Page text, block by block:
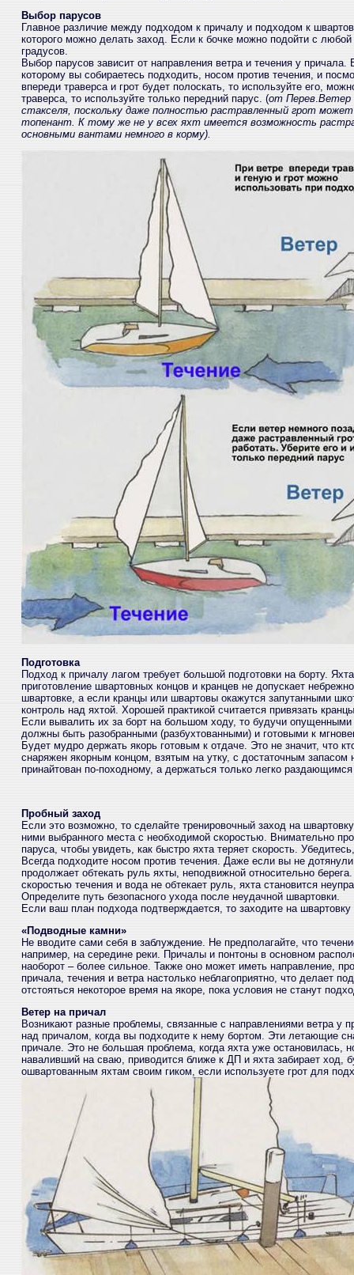
Выбор парусов
Главное различие между подходом к причалу и подходом к
которого можно делать заход. Если к бочке можно подойти с
градусов.
Выбор парусов зависит от направления ветра и течения у
которому вы собираетесь подходить, носом против течения, и
впереди траверса и грот будет полоскать, то используйте его,
траверса, то используйте только передний парус. (от Перев.Ветер
стакселя, поскольку даже полностью растравленный грот
топенант. К тому же не у всех яхт имеется возможность
основными вантами немного в корму).
Подготовка
Подход к причалу лагом требует большой подготовки на борту.
приготовление швартовных концов и кранцев не допускает
швартовке, а если кранцы или швартовы окажутся запутанными
контроль над яхтой. Хорошей практикой считается привязать
Если вывалить их за борт на большом ходу, то будучи
должны быть разобранными (разбухтованными) и готовыми к
Будет мудро держать якорь готовым к отдаче. Это не значит, что
снаряжен якорным концом, взятым на утку, с достаточным
принайтован по-походному, а держаться только легко
Пробный заход
Если это возможно, то сделайте тренировочный заход на
ними выбранного места с необходимой скоростью. Внимательно
паруса, чтобы увидеть, как быстро яхта теряет скорость.
Всегда подходите носом против течения. Даже если вы не
продолжает обтекать руль яхты, неподвижной относительно
скоростью течения и вода не обтекает руль, яхта становится
Определите путь безопасного ухода после неудачной швартовки.
Если ваш план подхода подтверждается, то заходите на
«Подводные камни»
Не вводите сами себя в заблуждение. Не предполагайте, что
например, на середине реки. Причалы и понтоны в основном
наоборот – более сильное. Также оно может иметь направление,
причала, течения и ветра настолько неблагоприятно, что делает
отстояться некоторое время на якоре, пока условия не станут
Ветер на причал
Возникают разные проблемы, связанные с направлениями ветра у
над причалом, когда вы подходите к нему бортом. Эти летающие
причале. Это не большая проблема, когда яхта уже остановилась,
наваливший на сваю, приводится ближе к ДП и яхта забирает
ошвартованным яхтам своим гиком, если используете грот для